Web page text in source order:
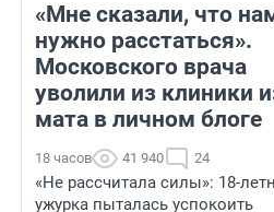
«Мне сказали, что
нужно расстаться».
Московского врача
уволили из клиники
мата в личном блоге
18 часов 41 940 24
«Не рассчитала силы»: 18-
ужурка пыталась успокоить